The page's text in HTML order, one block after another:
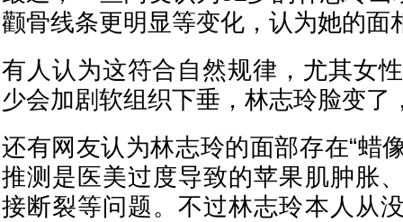
颧骨线条更明显等变化，认为她的面
有人认为这符合自然规律，尤其女
少会加剧软组织下垂，林志玲脸变了
还有网友认为林志玲的面部存在“蜡
推测是医美过度导致的苹果肌肿胀
接断裂等问题。不过林志玲本人从